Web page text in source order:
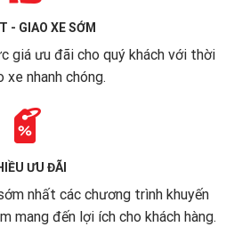
- GIAO XE SỚM
giá ưu đãi cho quý khách với thời
xe nhanh chóng.
ƯU ĐÃI
nhất các chương trình khuyến
mang đến lợi ích cho khách hàng.